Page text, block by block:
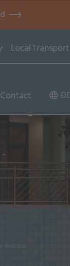
Local Transport
Contact DE